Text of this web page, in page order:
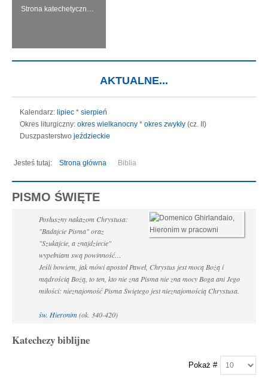
Strona katechetyczna KERYGMA jest próbą włączenia środków informatyki w dzieło głoszenia Ewangelii, zwłaszcza w ramach szkolnej katechezy.
AKTUALNE...
Kalendarz: lipiec * sierpień
Okres liturgiczny: okres wielkanocny * okres zwykły (cz. II)
Duszpasterstwo jeździeckie
Jesteś tutaj: Strona główna Biblia
PISMO ŚWIĘTE
Posłuszny nakazom Chrystusa:
"Badajcie Pisma" oraz
"Szukajcie, a znajdziecie"
wypełniam swą powinność…
Jeśli bowiem, jak mówi apostoł Paweł, Chrystus jest mocą Bożą i
mądrością Bożą, to ten, kto nie zna Pisma nie zna mocy Boga ani Jego
miłości: nieznajomość Pisma Świętego jest nieznajomością Chrystusa.
św. Hieronim(ok. 340-420)
Katechezy biblijne
Pokaż #